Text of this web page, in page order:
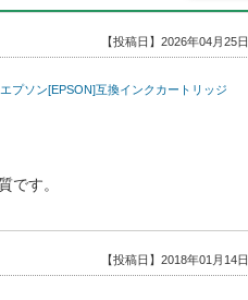
【投稿日】2026年04月25日
プソン[EPSON]互換インクカートリッジ
です。
【投稿日】2018年01月14日